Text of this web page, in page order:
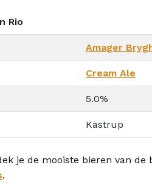
Rio
Amager
Cream Ale
5.0%
Kastrup
je de mooiste bieren van
.